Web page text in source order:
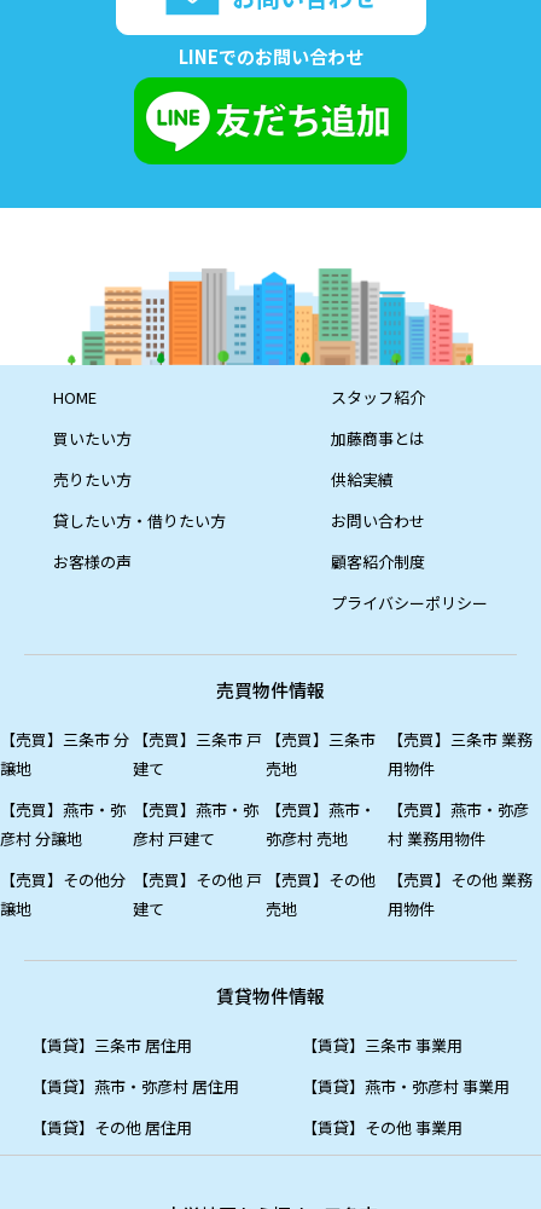
LINEでのお問い合わせ
HOME
買いたい方
売りたい方
貸したい方・借りたい方
お客様の声
スタッフ紹介
加藤商事とは
供給実績
お問い合わせ
顧客紹介制度
プライバシーポリシー
売買物件情報
【売買】三条市 分
譲地
【売買】燕市・弥
彦村 分譲地
【売買】その他分
譲地
【売買】三条市 戸
建て
【売買】燕市・弥
彦村 戸建て
【売買】その他 戸
建て
【売買】三条市
売地
【売買】燕市・
弥彦村 売地
【売買】その他
売地
【売買】三条市 業務
用物件
【売買】燕市・弥彦
村 業務用物件
【売買】その他 業務
用物件
賃貸物件情報
【賃貸】三条市 居住用
【賃貸】燕市・弥彦村 居住用
【賃貸】その他 居住用
【賃貸】三条市 事業用
【賃貸】燕市・弥彦村 事業用
【賃貸】その他 事業用